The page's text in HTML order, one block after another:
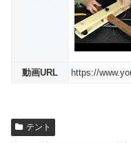
動画URL https://
テント